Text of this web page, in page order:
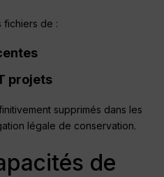
fichiers de :
projets
supprimés dans les
légale de conservation.
de